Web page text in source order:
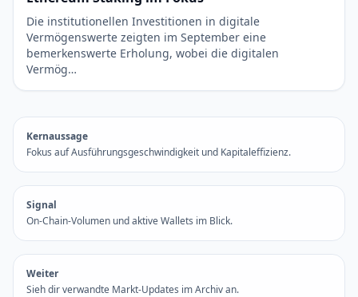
Die institutionellen Investitionen in digitale
Vermögenswerte zeigten im September eine
bemerkenswerte Erholung, wobei die digitalen
Vermög…
Kernaussage
Fokus auf Ausführungsgeschwindigkeit und Kapitaleffizienz.
Signal
On-Chain-Volumen und aktive Wallets im Blick.
Weiter
Sieh dir verwandte Markt-Updates im Archiv an.